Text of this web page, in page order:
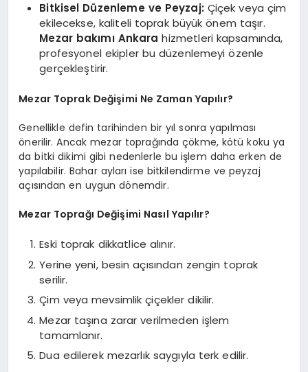
Bitkisel Düzenleme ve Peyzaj: Çiçek veya çim
ekilecekse, kaliteli toprak büyük önem taşır.
Mezar bakımı Ankara hizmetleri kapsamında,
profesyonel ekipler bu düzenlemeyi özenle
gerçekleştirir.
Mezar Toprak Değişimi Ne Zaman Yapılır?
Genellikle defin tarihinden bir yıl sonra yapılması
önerilir. Ancak mezar toprağında çökme, kötü koku ya
da bitki dikimi gibi nedenlerle bu işlem daha erken de
yapılabilir. Bahar ayları ise bitkilendirme ve peyzaj
açısından en uygun dönemdir.
Mezar Toprağı Değişimi Nasıl Yapılır?
Eski toprak dikkatlice alınır.
Yerine yeni, besin açısından zengin toprak
serilir.
Çim veya mevsimlik çiçekler dikilir.
Mezar taşına zarar verilmeden işlem
tamamlanır.
Dua edilerek mezarlık saygıyla terk edilir.